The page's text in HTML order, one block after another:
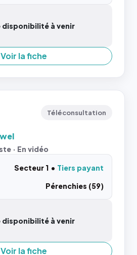
disponibilité à venir
Voir la fiche
Téléconsultation
· En vidéo
Secteur 1
Tiers payant
Pérenchies (59)
disponibilité à venir
Voir la fiche